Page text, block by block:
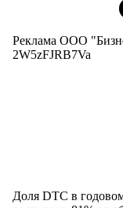
Реклама ООО
2W5zFJRB7Va
Доля DTC в